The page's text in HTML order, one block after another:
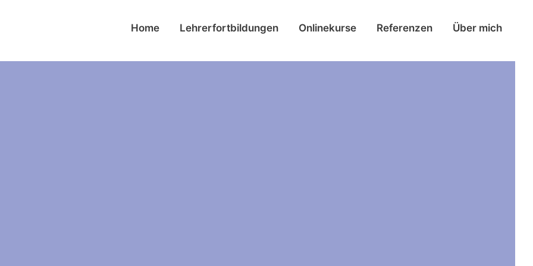
Home Lehrerfortbildungen Onlinekurse Referenzen Über mich